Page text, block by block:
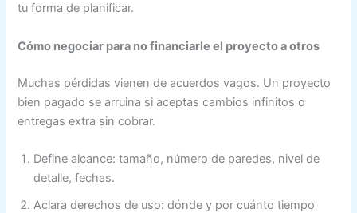
tu forma de planificar.
Cómo negociar para no financiarle el proyecto a otros
Muchas pérdidas vienen de acuerdos vagos. Un proyecto
bien pagado se arruina si aceptas cambios infinitos o
entregas extra sin cobrar.
Define alcance: tamaño, número de paredes, nivel de
detalle, fechas.
Aclara derechos de uso: dónde y por cuánto tiempo